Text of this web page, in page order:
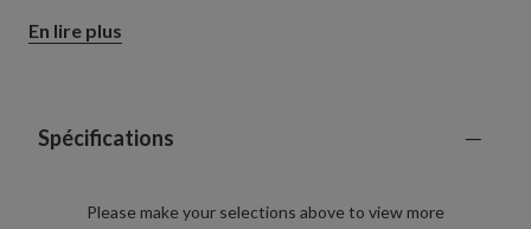
Accrochez-les sur une cheminée, un escalier ou dans une
En lire plus
Spécifications
Please make your selections above to view more